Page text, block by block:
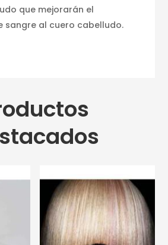
que mejorarán el
sangre al cuero cabelludo.